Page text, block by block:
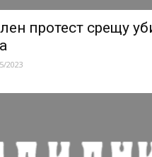
протест срещу
2023